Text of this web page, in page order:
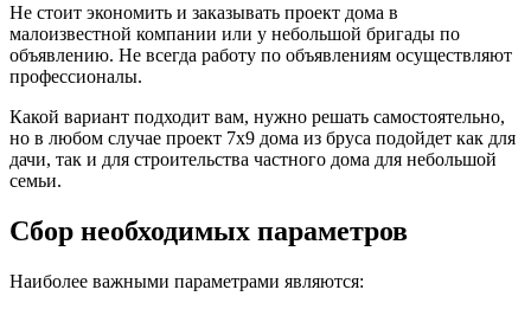
Не стоит экономить и заказывать проект дома в
малоизвестной компании или у небольшой бригады по
объявлению. Не всегда работу по объявлениям осуществляют
профессионалы.
Какой вариант подходит вам, нужно решать самостоятельно,
но в любом случае проект 7х9 дома из бруса подойдет как для
дачи, так и для строительства частного дома для небольшой
семьи.
Сбор необходимых параметров
Наиболее важными параметрами являются: